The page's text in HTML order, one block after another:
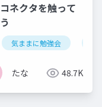
powerplatform
ネクタを触って
気ままに勉強会
たな 48.7K